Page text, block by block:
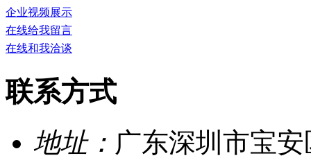
企业视频展示
在线给我留言
在线和我洽谈
联系方式
地址： 广东深圳市宝